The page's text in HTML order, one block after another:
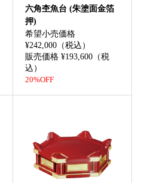
六角杢魚台 (朱塗面金箔
押)
希望小売価格
¥242,000（税込）
販売価格 ¥193,600（税
込）
20%OFF